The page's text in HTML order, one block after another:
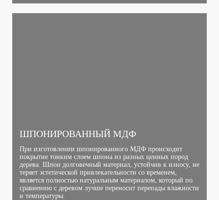
ШПОНИРОВАННЫЙ МДФ
При изготовлении шпонированного МДФ происходит
покрытие тонким слоем шпона из разных ценных пород
дерева. Шпон долговечный материал, устойчив к износу, не
теряет эстетической привлекательности со временем,
является полностью натуральным материалом, который по
сравнению с деревом лучше переносит перепады влажности
и температуры.